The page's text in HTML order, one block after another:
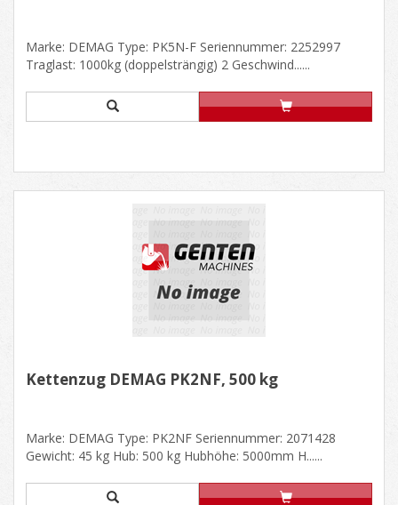
Marke: DEMAG Type: PK5N-F Seriennummer: 2252997
Traglast: 1000kg (doppelsträngig) 2 Geschwind......
Kettenzug DEMAG PK2NF, 500 kg
Marke: DEMAG Type: PK2NF Seriennummer: 2071428
Gewicht: 45 kg Hub: 500 kg Hubhöhe: 5000mm H......